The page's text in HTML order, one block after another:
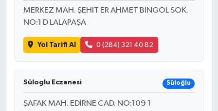
MERKEZ MAH. ŞEHİT ER AHMET BİNGÖL SOK.
NO:1 D LALAPAŞA
Yol Tarifi Al 0 (284) 321 40 82
Süloglu Eczanesi Süloğlu
ŞAFAK MAH. EDİRNE CAD. NO:109 1